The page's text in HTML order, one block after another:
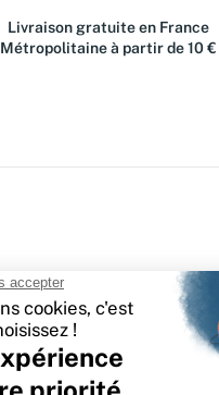
Livraison gratuite en France
Métropolitaine à partir de 10 €